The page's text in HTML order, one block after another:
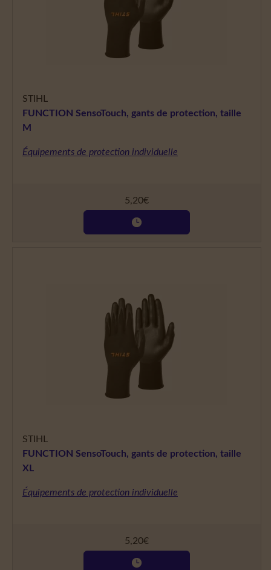
STIHL
FUNCTION SensoTouch, gants de protection, taille
M
Équipements de protection individuelle
5,20€
STIHL
FUNCTION SensoTouch, gants de protection, taille
XL
Équipements de protection individuelle
5,20€